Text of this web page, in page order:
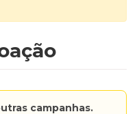
campanhas.